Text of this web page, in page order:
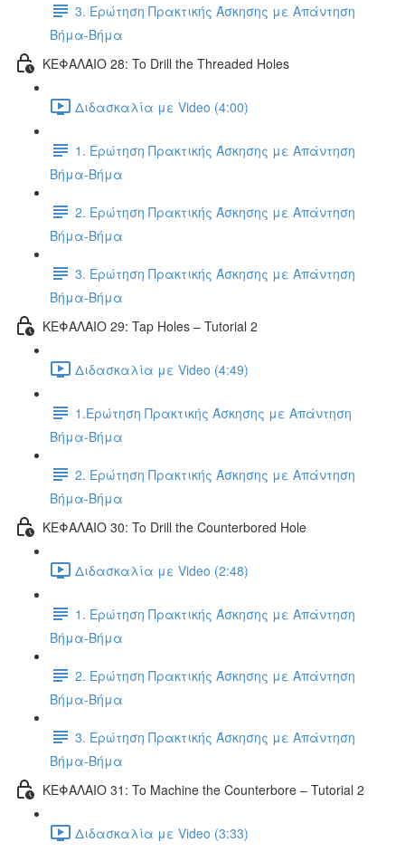
3. Ερώτηση Πρακτικής Άσκησης με Απάντηση
Βήμα-Βήμα
ΚΕΦΑΛΑΙΟ 28: To Drill the Threaded Holes
Διδασκαλία με Video (4:00)
1. Ερώτηση Πρακτικής Άσκησης με Απάντηση
Βήμα-Βήμα
2. Ερώτηση Πρακτικής Άσκησης με Απάντηση
Βήμα-Βήμα
3. Ερώτηση Πρακτικής Άσκησης με Απάντηση
Βήμα-Βήμα
ΚΕΦΑΛΑΙΟ 29: Tap Holes – Tutorial 2
Διδασκαλία με Video (4:49)
1.Ερώτηση Πρακτικής Άσκησης με Απάντηση
Βήμα-Βήμα
2. Ερώτηση Πρακτικής Άσκησης με Απάντηση
Βήμα-Βήμα
ΚΕΦΑΛΑΙΟ 30: To Drill the Counterbored Hole
Διδασκαλία με Video (2:48)
1. Ερώτηση Πρακτικής Άσκησης με Απάντηση
Βήμα-Βήμα
2. Ερώτηση Πρακτικής Άσκησης με Απάντηση
Βήμα-Βήμα
3. Ερώτηση Πρακτικής Άσκησης με Απάντηση
Βήμα-Βήμα
ΚΕΦΑΛΑΙΟ 31: To Machine the Counterbore – Tutorial 2
Διδασκαλία με Video (3:33)